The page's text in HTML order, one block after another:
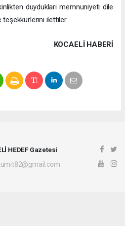
duydukları memnuniyeti dile
ilettiler.
KOCAELI HABERİ
HEDEF Gazetesi